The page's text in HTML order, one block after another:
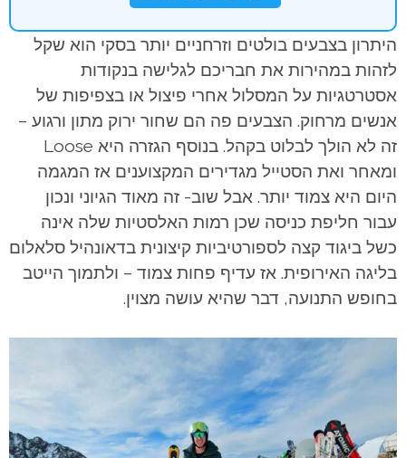
היתרון בצבעים בולטים וזרחניים יותר בסקי הוא שקל
לזהות במהירות את חבריכם לגלישה בנקודות
אסטרטגיות על המסלול אחרי פיצול או בצפיפות של
אנשים מרחוק. הצבעים פה הם שחור ירוק מתון ורגוע –
זה לא הולך לבלוט בקהל.
בנוסף הגזרה היא Loose
ומאחר ואת הסטייל מגדירים המקצוענים אז המגמה
היום היא צמוד יותר. אבל שוב- זה מאוד הגיוני ונכון
עבור חליפת כניסה שכן רמות האלסטיות שלה אינה
כשל ביגוד קצה לספורטיביות קיצונית בדאונהיל סלאלום
בליגה האירופית. אז עדיף פחות צמוד – ולתמוך הייטב
בחופש התנועה, דבר שהיא עושה מצוין.